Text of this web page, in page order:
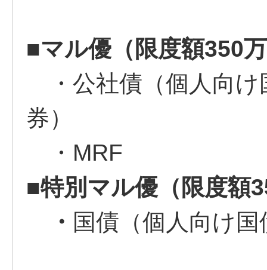
■マル優（限度額350
・公社債（個人向け
券）
・MRF
■特別マル優（限度額
・ 国債（個人向け